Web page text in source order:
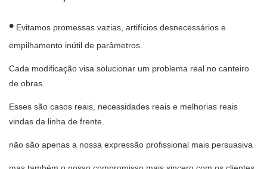
• Evitamos promessas vazias, artifícios desnecessários e
empilhamento inútil de parâmetros.
Cada modificação visa solucionar um problema real no canteiro
de obras.
Esses são casos reais, necessidades reais e melhorias reais
vindas da linha de frente.
não são apenas a nossa expressão profissional mais persuasiva